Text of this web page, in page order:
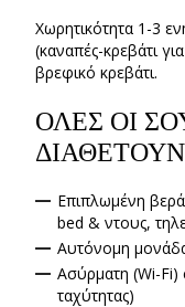
Χωρητικότητα 1-3
(καναπές-κρεβάτι
βρεφικό κρεβάτι.
ΟΛΕΣ ΟΙ
ΔΙΑΘΕΤΟΥΝ
Επιπλωμένη
bed & ντους,
Αυτόνομη
Ασύρματη (Wi-Fi)
ταχύτητας)